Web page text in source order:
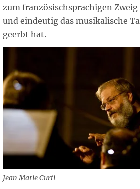
zum französischsprachigen
und eindeutig das musikalische
geerbt hat.
Jean Marie Curti